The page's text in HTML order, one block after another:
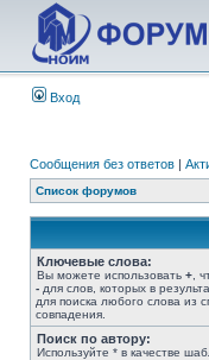
Вход
Сообщения без ответов |
Список форумов
Ключевые слова:
Вы можете использовать + ,
- для слов, которых в
для поиска любого слова из
совпадения.
Поиск по автору:
Используйте * в качестве